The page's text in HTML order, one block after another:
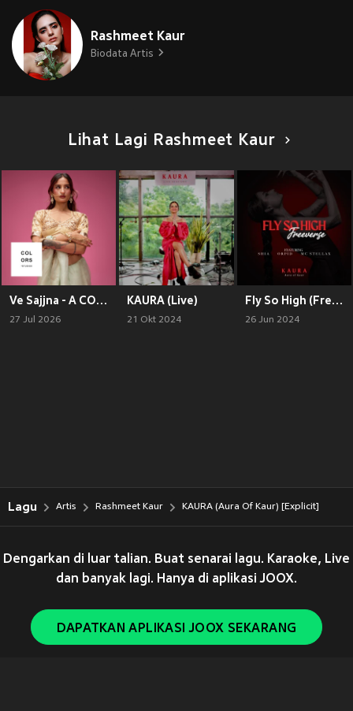
Rashmeet Kaur
Biodata Artis
Lihat Lagi Rashmeet Kaur
Ve Sajjna - A COLORS SHOW
27 Jul 2026
KAURA (Live)
21 Okt 2024
Fly So High (Freeverse) [Explicit]
26 Jun 2024
Lagu Artis Rashmeet Kaur KAURA (Aura Of Kaur) [Explicit]
Dengarkan di luar talian. Buat senarai lagu. Karaoke, Live
dan banyak lagi. Hanya di aplikasi JOOX.
DAPATKAN APLIKASI JOOX SEKARANG